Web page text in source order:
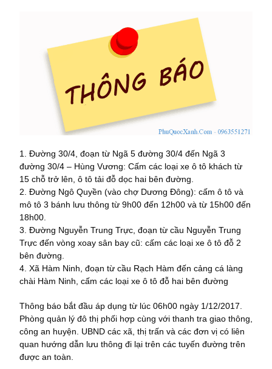
1. Đường 30/4, đoạn từ Ngã 5 đường 30/4 đến Ngã 3
đường 30/4 – Hùng Vương: Cấm các loại xe ô tô khách từ
15 chỗ trở lên, ô tô tải đỗ dọc hai bên đường.
2. Đường Ngô Quyền (vào chợ Dương Đông): cấm ô tô và
mô tô 3 bánh lưu thông từ 9h00 đến 12h00 và từ 15h00 đến
18h00.
3. Đường Nguyễn Trung Trực, đoạn từ cầu Nguyễn Trung
Trực đến vòng xoay sân bay cũ: cấm các loại xe ô tô đỗ 2
bên đường.
4. Xã Hàm Ninh, đoạn từ cầu Rạch Hàm đến cảng cá làng
chài Hàm Ninh, cấm các loại xe ô tô đỗ hai bên đường
Thông báo bắt đầu áp dụng từ lúc 06h00 ngày 1/12/2017.
Phòng quản lý đô thị phối hợp cùng với thanh tra giao thông,
công an huyện. UBND các xã, thị trấn và các đơn vị có liên
quan hướng dẫn lưu thông đi lại trên các tuyến đường trên
được an toàn.